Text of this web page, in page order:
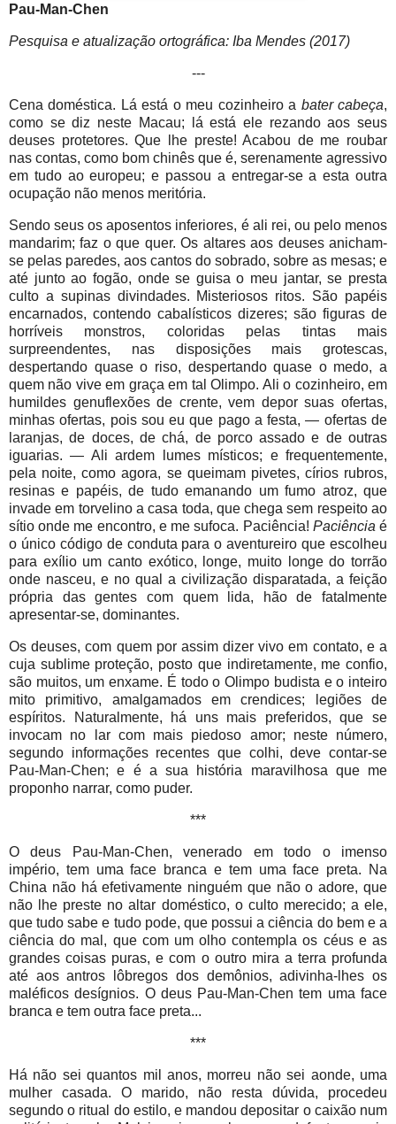
Pau-Man-Chen
Pesquisa e atualização ortográfica: Iba Mendes (2017)
---
Cena doméstica. Lá está o meu cozinheiro a bater cabeça,
como se diz neste Macau; lá está ele rezando aos seus
deuses protetores. Que lhe preste! Acabou de me roubar
nas contas, como bom chinês que é, serenamente agressivo
em tudo ao europeu; e passou a entregar-se a esta outra
ocupação não menos meritória.
Sendo seus os aposentos inferiores, é ali rei, ou pelo menos
mandarim; faz o que quer. Os altares aos deuses anicham-
se pelas paredes, aos cantos do sobrado, sobre as mesas; e
até junto ao fogão, onde se guisa o meu jantar, se presta
culto a supinas divindades. Misteriosos ritos. São papéis
encarnados, contendo cabalísticos dizeres; são figuras de
horríveis monstros, coloridas pelas tintas mais
surpreendentes, nas disposições mais grotescas,
despertando quase o riso, despertando quase o medo, a
quem não vive em graça em tal Olimpo. Ali o cozinheiro, em
humildes genuflexões de crente, vem depor suas ofertas,
minhas ofertas, pois sou eu que pago a festa, — ofertas de
laranjas, de doces, de chá, de porco assado e de outras
iguarias. — Ali ardem lumes místicos; e frequentemente,
pela noite, como agora, se queimam pivetes, círios rubros,
resinas e papéis, de tudo emanando um fumo atroz, que
invade em torvelino a casa toda, que chega sem respeito ao
sítio onde me encontro, e me sufoca. Paciência! Paciência é
o único código de conduta para o aventureiro que escolheu
para exílio um canto exótico, longe, muito longe do torrão
onde nasceu, e no qual a civilização disparatada, a feição
própria das gentes com quem lida, hão de fatalmente
apresentar-se, dominantes.
Os deuses, com quem por assim dizer vivo em contato, e a
cuja sublime proteção, posto que indiretamente, me confio,
são muitos, um enxame. É todo o Olimpo budista e o inteiro
mito primitivo, amalgamados em crendices; legiões de
espíritos. Naturalmente, há uns mais preferidos, que se
invocam no lar com mais piedoso amor; neste número,
segundo informações recentes que colhi, deve contar-se
Pau-Man-Chen; e é a sua história maravilhosa que me
proponho narrar, como puder.
***
O deus Pau-Man-Chen, venerado em todo o imenso
império, tem uma face branca e tem uma face preta. Na
China não há efetivamente ninguém que não o adore, que
não lhe preste no altar doméstico, o culto merecido; a ele,
que tudo sabe e tudo pode, que possui a ciência do bem e a
ciência do mal, que com um olho contempla os céus e as
grandes coisas puras, e com o outro mira a terra profunda
até aos antros lôbregos dos demônios, adivinha-lhes os
maléficos desígnios. O deus Pau-Man-Chen tem uma face
branca e tem outra face preta...
***
Há não sei quantos mil anos, morreu não sei aonde, uma
mulher casada. O marido, não resta dúvida, procedeu
segundo o ritual do estilo, e mandou depositar o caixão num